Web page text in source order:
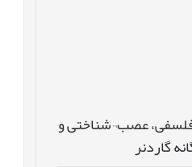
عصب¬شناختی و
گاردنر